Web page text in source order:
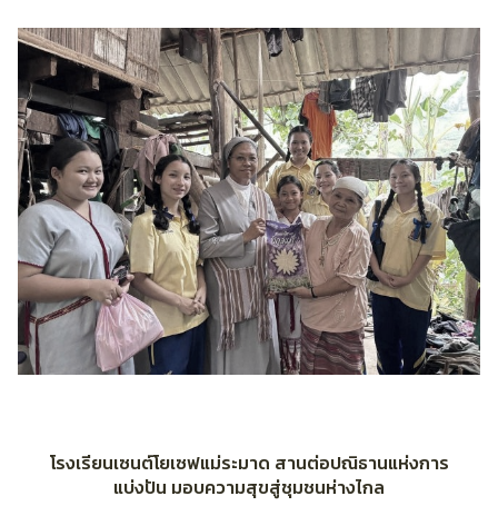
โรงเรียนเซนต์โยเซฟแม่ระมาด สานต่อปณิธานแห่งการ
แบ่งปัน มอบความสุขสู่ชุมชนห่างไกล